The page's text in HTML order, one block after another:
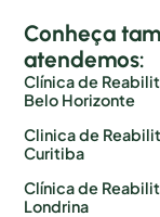
Conheça
atendemos:
Clínica de
Belo Horizonte
Clinica de
Curitiba
Clínica de
Londrina